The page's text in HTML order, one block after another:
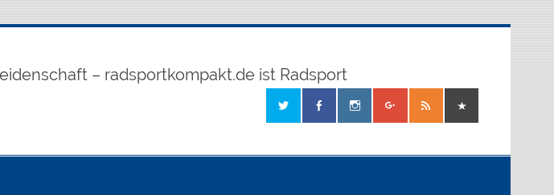
– radsportkompakt.de ist Radsport